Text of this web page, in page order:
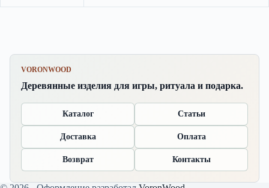
VORONWOOD
Деревянные изделия для игры, ритуала и подарка.
Каталог Статьи
Доставка Оплата
Возврат Контакты